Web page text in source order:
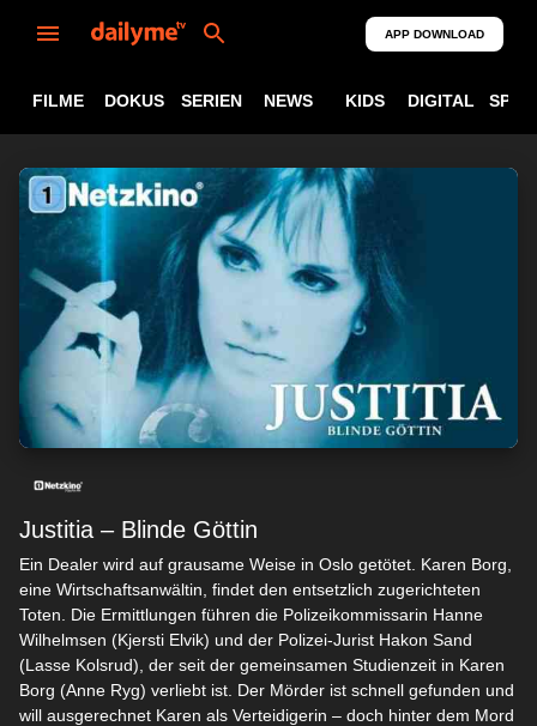
APP DOWNLOAD
FILME DOKUS SERIEN NEWS KIDS DIGITAL
Justitia – Blinde Göttin
Ein Dealer wird auf grausame Weise in Oslo getötet. Karen Borg,
eine Wirtschaftsanwältin, findet den entsetzlich zugerichteten
Toten. Die Ermittlungen führen die Polizeikommissarin Hanne
Wilhelmsen (Kjersti Elvik) und der Polizei-Jurist Hakon Sand
(Lasse Kolsrud), der seit der gemeinsamen Studienzeit in Karen
Borg (Anne Ryg) verliebt ist. Der Mörder ist schnell gefunden und
will ausgerechnet Karen als Verteidigerin – doch hinter dem Mord